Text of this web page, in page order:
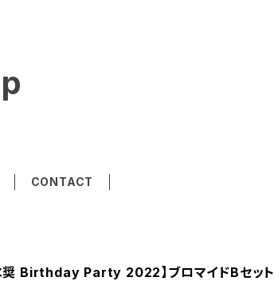
CONTACT
奨 Birthday Party 2022】ブロマイドBセット